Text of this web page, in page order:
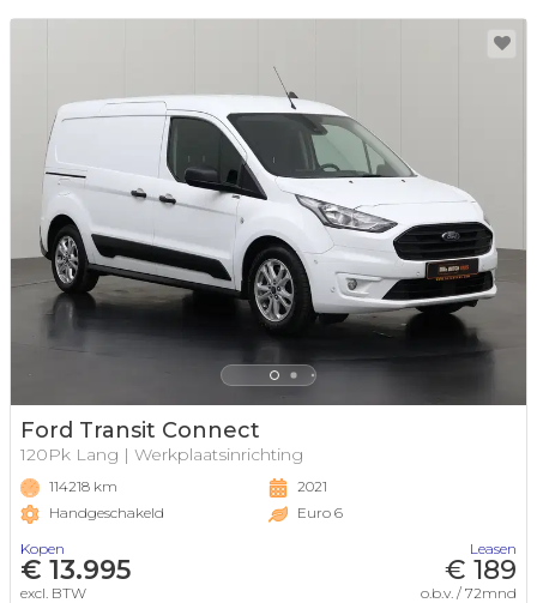
Ford Transit Connect
120Pk Lang | Werkplaatsinrichting
114218 km
Handgeschakeld
2021
Euro 6
Kopen
€ 13.995
excl. BTW
Leasen
€ 189
o.b.v. / 72mnd